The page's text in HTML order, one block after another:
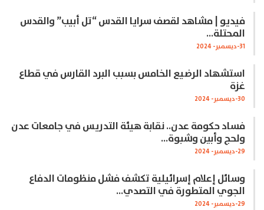
فيديو | مشاهد لقصف سرايا القدس “تل أبيب” والقدس
المحتلة…
31-ديسمبر- 2024
استشهاد الرضيع الخامس بسبب البرد القارس في قطاع
غزة
30-ديسمبر- 2024
فساد حكومة عدن.. نقابة هيئة التدريس في جامعات عدن
ولحج وأبين وشبوة…
29-ديسمبر- 2024
وسائل إعلام إسرائيلية تكشف فشل منظومات الدفاع
الجوي المتطورة في التصدي…
29-ديسمبر- 2024